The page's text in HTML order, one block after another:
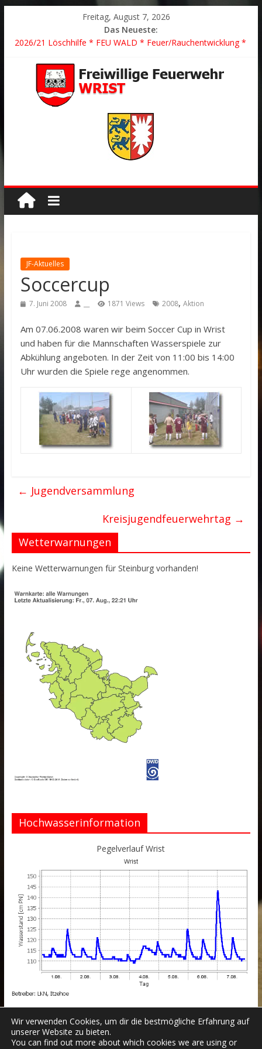
Freitag, August 7, 2026
Das Neueste:
2026/21 Löschhilfe * FEU WALD * Feuer/Rauchentwicklung *
2026/24 * TH G Y * PKW überschlagen *
2026/23 TH K Y * Person in festsitzendem Aufzug *
2026/22 TH Y * VU * 1 Person klemmt * Hingstheide
Der schönste Einsatz des Jahres 2026
JF-Aktuelles
Soccercup
7. Juni 2008 1871 Views 2008, Aktion
Am 07.06.2008 waren wir beim Soccer Cup in Wrist
und haben für die Mannschaften Wasserspiele zur
Abkühlung angeboten. In der Zeit von 11:00 bis 14:00
Uhr wurden die Spiele rege angenommen.
← Jugendversammlung
Kreisjugendfeuerwehrtag →
Wetterwarnungen
Keine Wetterwarnungen für Steinburg vorhanden!
Hochwasserinformation
Pegelverlauf Wrist
Wir verwenden Cookies, um dir die bestmögliche Erfahrung auf
unserer Website zu bieten.
You can find out more about which cookies we are using or